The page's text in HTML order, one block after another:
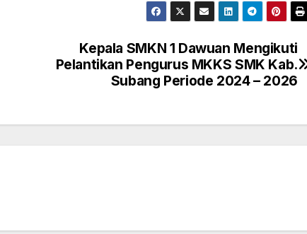
Kepala SMKN 1 Dawuan Mengikuti
Pelantikan Pengurus MKKS SMK Kab.
Subang Periode 2024 – 2026